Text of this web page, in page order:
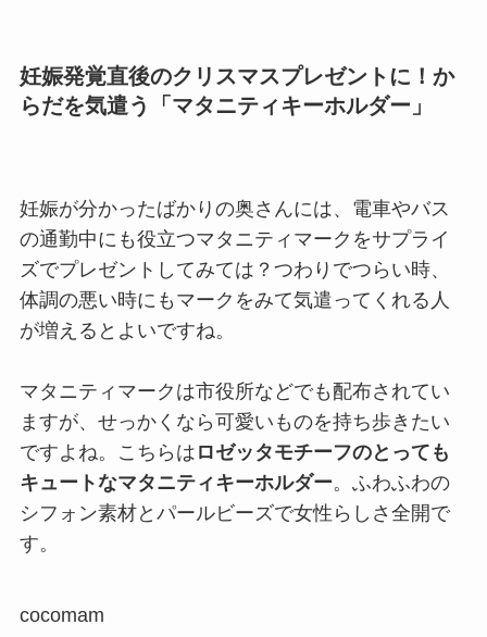
妊娠発覚直後のクリスマスプレゼントに！か
らだを気遣う「マタニティキーホルダー」
妊娠が分かったばかりの奥さんには、電車やバス
の通勤中にも役立つマタニティマークをサプライ
ズでプレゼントしてみては？つわりでつらい時、
体調の悪い時にもマークをみて気遣ってくれる人
が増えるとよいですね。
マタニティマークは市役所などでも配布されてい
ますが、せっかくなら可愛いものを持ち歩きたい
ですよね。こちらは ロゼッタモチーフのとっても
キュートなマタニティキーホルダー。ふわふわの
シフォン素材とパールビーズで女性らしさ全開で
す。
cocomam